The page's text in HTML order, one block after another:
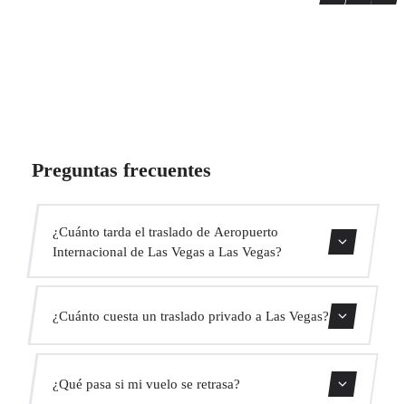
Preguntas frecuentes
¿Cuánto tarda el traslado de Aeropuerto
Internacional de Las Vegas a Las Vegas?
¿Cuánto cuesta un traslado privado a Las Vegas?
Usa nuestro formulario de reserva para obtener un precio
fijo al instante. Sin cargos ocultos.
¿Qué pasa si mi vuelo se retrasa?